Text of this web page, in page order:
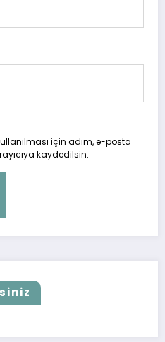
için adım, e-posta
kaydedilsin.